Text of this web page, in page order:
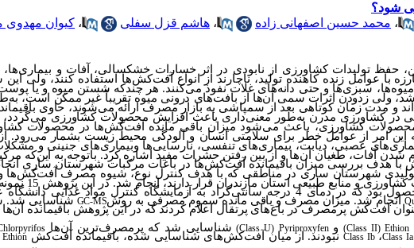
شود؟
، محمد حسین اصفهانی زاده ، هاشم قزل سفلی ، کیوان
حفظ تولیدات کشاورزی از نابودی در اثر خسارات خشکسالی، آفات و بیماریها،
با عوامل زنده کاهنده تولید، ناچارند از انواع آفتکشها استفاده کنند، ولی این
میوهها، سبزیها و حتی دانههای غلات نفوذ میکنند. هر چندکه شستن میوه و یا
ولی زدودن اثرات سمی آن‌ها از بافتهای درونی میوه تقریباً غیر ممکن است، به
اند و مدت زمان کوتاهی بعد از سمپاشی به بازار مصرف ارائه میشوند، حاوی
در کشاورزی مدرن بهطور معنیداری باعث افزایش محصولات کشاورزیمیگردد،
کشاورزی، باعث میشود میزان باقی مانده آفتکشها در محصولات
این امر از عوامل خطر برای سلامتی انسان و آلودگی محیط زیست بشمار میرود.
های عصبی، دیابت، بیماریهای تنفسی، نارساییها وبیماریهای جنینی و
شدن آفات، طغیان آنها و از بین رفتن حشرات مفید اشاره کرد. باتوجه به اینکه
هدف بررسی میزان باقیمانده آفتکشها در باغات مرکبات شهرستان ساری
شهرستان ساری در مناطقی که با هدف کنترل نوع، شیوه مصرفآفتکشها
کشاورزی و منابع طبیعیاستان مازندران قرار دارند، انجام شد.در اینپژوهش 15 نمونه
سانتیگراد به آزمایشگاه کنترل مواد غذایی
انجام شد. میزان مصرف و باقی مانده سموم مصرفی به روشGC-MS شناسایی شد.
آفتکش پرمصرف در باغ‌های پرتقال اعلام کردند که در این پژوهش باقیمانده آن
Ethion
(Class II) وPyriproxyfen
(Class U) شناسایی شد که پرمصرف‌ترین آن‌ها
Class Ia،Class Ib نبودند. از میان آفتکشهای شناسایی شده، باقیمانده آفت‌کش Ethion